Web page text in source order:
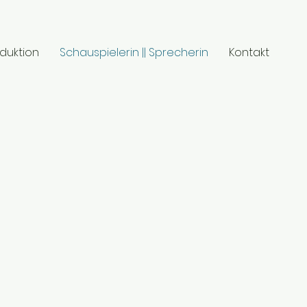
Schauspielerin || Sprecherin Kontakt